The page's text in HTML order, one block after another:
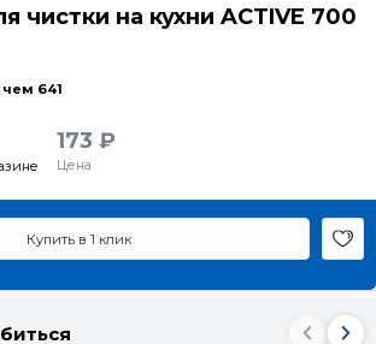
чистки на кухни ACTIVE 700
641
173 ₽
Цена
Купить в 1 клик